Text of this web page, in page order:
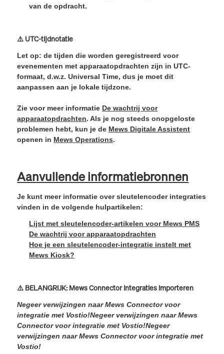
van de opdracht.
⚠️ UTC-tijdnotatie
Let op: de tijden die worden geregistreerd voor
evenementen met apparaatopdrachten zijn in UTC-
formaat, d.w.z. Universal Time, dus je moet dit
aanpassen aan je lokale tijdzone.
Zie voor meer informatie De wachtrij voor
apparaatopdrachten. Als je nog steeds onopgeloste
problemen hebt, kun je de Mews Digitale Assistent
openen in Mews Operations.
Aanvullende informatiebronnen
Je kunt meer informatie over sleutelencoder integraties
vinden in de volgende hulpartikelen:
Lijst met sleutelencoder-artikelen voor Mews PMS
De wachtrij voor apparaatopdrachten
Hoe je een sleutelencoder-integratie instelt met
Mews Kiosk?
⚠️ BELANGRIJK: Mews Connector integraties importeren
Negeer verwijzingen naar Mews Connector voor
integratie met Vostio!Negeer verwijzingen naar Mews
Connector voor integratie met Vostio!Negeer
verwijzingen naar Mews Connector voor integratie met
Vostio!